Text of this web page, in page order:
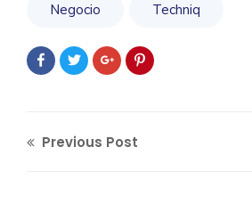
Negocio Techniq
Previous Post